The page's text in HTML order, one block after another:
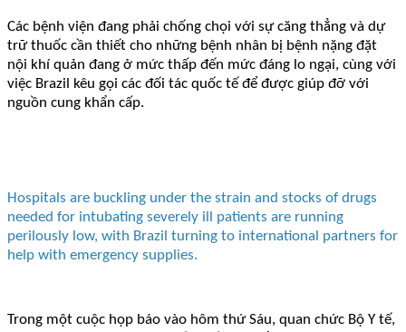
Các bệnh viện đang phải chống chọi với sự căng thẳng và dự
trữ thuốc cần thiết cho những bệnh nhân bị bệnh nặng đặt
nội khí quản đang ở mức thấp đến mức đáng lo ngại, cùng với
việc Brazil kêu gọi các đối tác quốc tế để được giúp đỡ với
nguồn cung khẩn cấp.
Hospitals are buckling under the strain and stocks of drugs
needed for intubating severely ill patients are running
perilously low, with Brazil turning to international partners for
help with emergency supplies.
Trong một cuộc họp báo vào hôm thứ Sáu, quan chức Bộ Y tế,